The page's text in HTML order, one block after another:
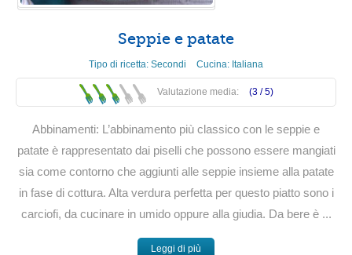
Seppie e patate
Tipo di ricetta: Secondi Cucina: Italiana
Valutazione media: (3 /5)
Abbinamenti: L’abbinamento più classico con le seppie e
patate è rappresentato dai piselli che possono essere mangiati
sia come contorno che aggiunti alle seppie insieme alla patate
in fase di cottura. Alta verdura perfetta per questo piatto sono i
carciofi, da cucinare in umido oppure alla giudia. Da bere è ...
Leggi di più